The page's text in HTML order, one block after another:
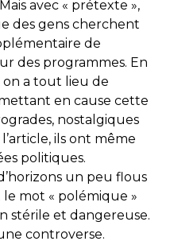
avec « prétexte »,
des gens cherchent
de
des programmes. En
on a tout lieu de
en cause cette
nostalgiques
ils ont même
politiques.
un peu flous
le mot « polémique »
stérile et dangereuse.
controverse.